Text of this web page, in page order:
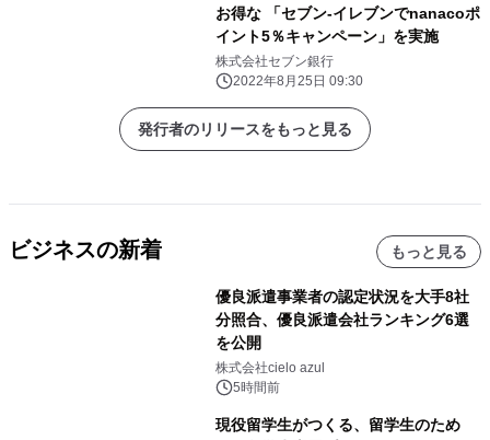
お得な 「セブン‐イレブンでnanacoポ
イント5％キャンペーン」を実施
株式会社セブン銀行
2022年8月25日 09:30
発行者のリリースをもっと見る
ビジネスの新着 もっと見る
優良派遣事業者の認定状況を大手8社
分照合、優良派遣会社ランキング6選
を公開
株式会社cielo azul
5時間前
現役留学生がつくる、留学生のため